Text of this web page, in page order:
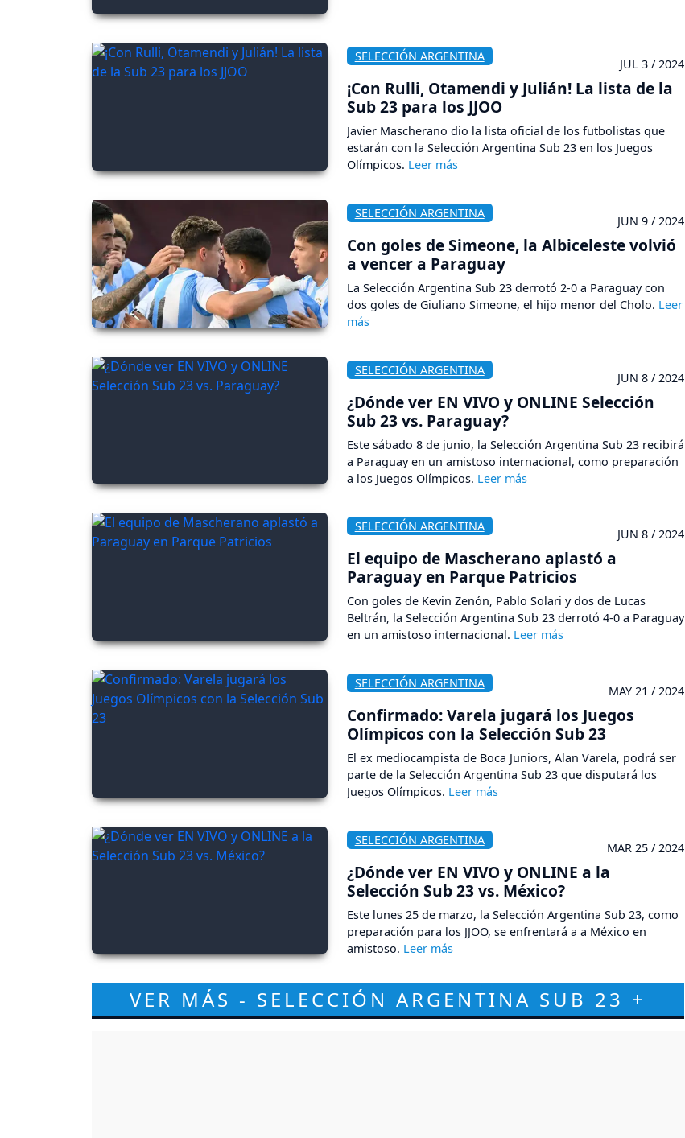
SELECCIÓN ARGENTINA
JUL 3 / 2024
¡Con Rulli, Otamendi y Julián! La lista de la
Sub 23 para los JJOO
Javier Mascherano dio la lista oficial de los futbolistas que
estarán con la Selección Argentina Sub 23 en los Juegos
Olímpicos.
SELECCIÓN ARGENTINA
JUN 9 / 2024
Con goles de Simeone, la Albiceleste volvió
a vencer a Paraguay
La Selección Argentina Sub 23 derrotó 2-0 a Paraguay con
dos goles de Giuliano Simeone, el hijo menor del Cholo.
SELECCIÓN ARGENTINA
JUN 8 / 2024
¿Dónde ver EN VIVO y ONLINE Selección
Sub 23 vs. Paraguay?
Este sábado 8 de junio, la Selección Argentina Sub 23 recibirá
a Paraguay en un amistoso internacional, como preparación
a los Juegos Olímpicos.
SELECCIÓN ARGENTINA
JUN 8 / 2024
El equipo de Mascherano aplastó a
Paraguay en Parque Patricios
Con goles de Kevin Zenón, Pablo Solari y dos de Lucas
Beltrán, la Selección Argentina Sub 23 derrotó 4-0 a Paraguay
en un amistoso internacional.
SELECCIÓN ARGENTINA
MAY 21 / 2024
Confirmado: Varela jugará los Juegos
Olímpicos con la Selección Sub 23
El ex mediocampista de Boca Juniors, Alan Varela, podrá ser
parte de la Selección Argentina Sub 23 que disputará los
Juegos Olímpicos.
SELECCIÓN ARGENTINA
MAR 25 / 2024
¿Dónde ver EN VIVO y ONLINE a la
Selección Sub 23 vs. México?
Este lunes 25 de marzo, la Selección Argentina Sub 23, como
preparación para los JJOO, se enfrentará a a México en
amistoso.
VER MÁS - SELECCIÓN ARGENTINA SUB 23 +